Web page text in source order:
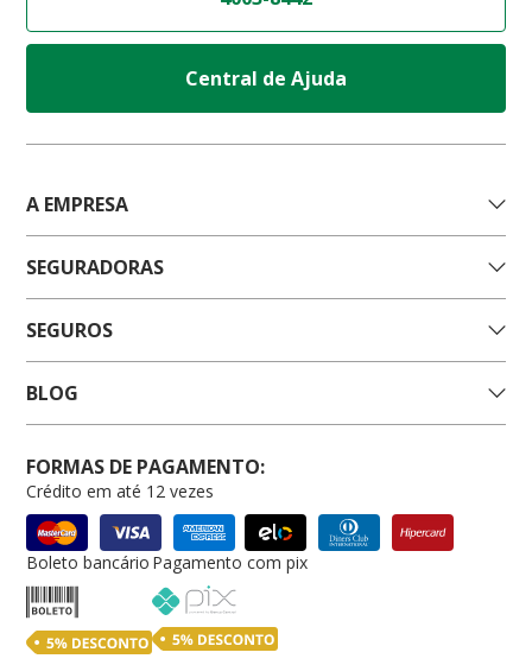
Central de Ajuda
A EMPRESA
SEGURADORAS
SEGUROS
BLOG
FORMAS DE PAGAMENTO:
Crédito em até 12 vezes
Boleto bancário Pagamento com pix